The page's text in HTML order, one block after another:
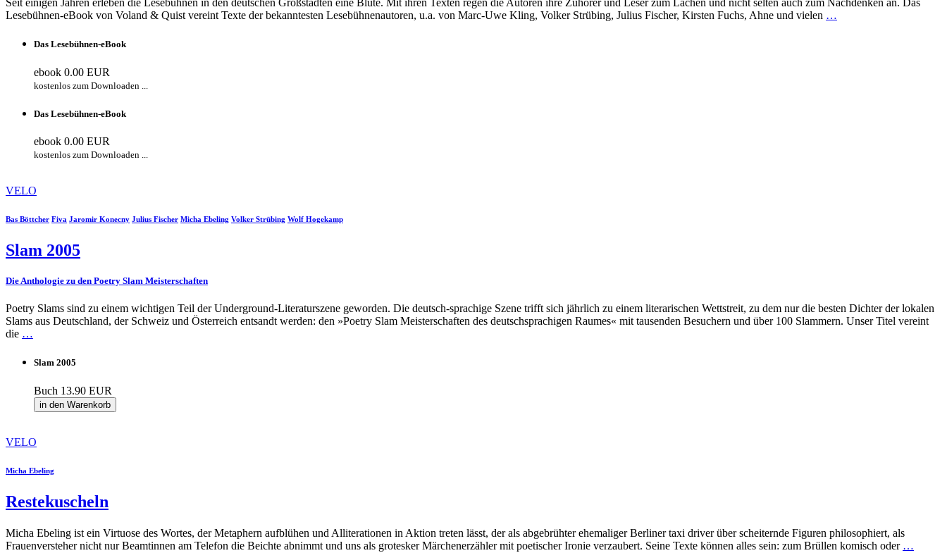
Seit einigen Jahren erleben die Lesebühnen in den deutschen Großstädten eine Blüte. Mit ihren Texten regen die Autoren ihre Zuhörer und Leser zum Lachen und nicht selten auch zum Nachdenken an. Das
Lesebühnen-eBook von Voland & Quist vereint Texte der bekanntesten Lesebühnenautoren, u.a. von Marc-Uwe Kling, Volker Strübing, Julius Fischer, Kirsten Fuchs, Ahne und vielen …
Das Lesebühnen-eBook
ebook 0.00 EUR
kostenlos zum Downloaden ...
Das Lesebühnen-eBook
ebook 0.00 EUR
kostenlos zum Downloaden ...
VELO
Bas Böttcher Fiva Jaromir Konecny Julius Fischer Micha Ebeling Volker Strübing Wolf Hogekamp
Slam 2005
Die Anthologie zu den Poetry Slam Meisterschaften
Poetry Slams sind zu einem wichtigen Teil der Underground-Literaturszene geworden. Die deutsch-sprachige Szene trifft sich jährlich zu einem literarischen Wettstreit, zu dem nur die besten Dichter der lokalen
Slams aus Deutschland, der Schweiz und Österreich entsandt werden: den »Poetry Slam Meisterschaften des deutschsprachigen Raumes« mit tausenden Besuchern und über 100 Slammern. Unser Titel vereint
die …
Slam 2005
Buch 13.90 EUR
in den Warenkorb
VELO
Micha Ebeling
Restekuscheln
Micha Ebeling ist ein Virtuose des Wortes, der Metaphern aufblühen und Alliterationen in Aktion treten lässt, der als abgebrühter ehemaliger Berliner taxi driver über scheiternde Figuren philosophiert, als
Frauenversteher nicht nur Beamtinnen am Telefon die Beichte abnimmt und uns als grotesker Märchenerzähler mit poetischer Ironie verzaubert. Seine Texte können alles sein: zum Brüllen komisch oder …